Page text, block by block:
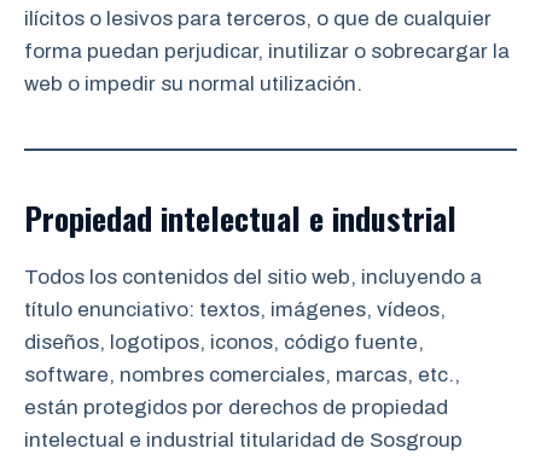
ilícitos o lesivos para terceros, o que de cualquier
forma puedan perjudicar, inutilizar o sobrecargar la
web o impedir su normal utilización.
Propiedad intelectual e industrial
Todos los contenidos del sitio web, incluyendo a
título enunciativo: textos, imágenes, vídeos,
diseños, logotipos, iconos, código fuente,
software, nombres comerciales, marcas, etc.,
están protegidos por derechos de propiedad
intelectual e industrial titularidad de Sosgroup